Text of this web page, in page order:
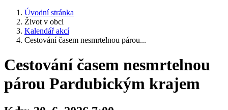
Úvodní stránka
Život v obci
Kalendář akcí
Cestování časem nesmrtelnou párou...
Cestování časem nesmrtelnou
párou Pardubickým krajem